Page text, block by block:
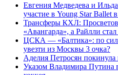
Евгения Медведева и
участие в Young Star Ballet
Трансферы КХЛ: Просветов
«Авангарда», а Райлли
ЦСКА — «Балтика»: по
увезти из Москвы 3 очка?
Аделия Петросян покинула
Указом Владимира Путина